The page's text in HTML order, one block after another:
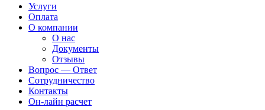
Услуги
Оплата
О компании
О нас
Документы
Отзывы
Вопрос — Ответ
Сотрудничество
Контакты
Он-лайн расчет